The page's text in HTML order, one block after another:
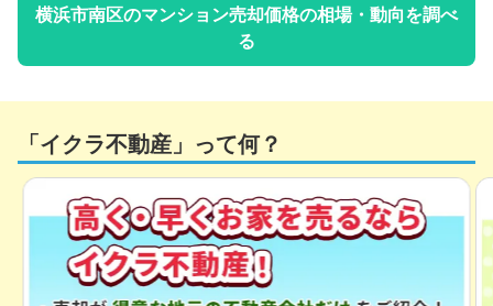
横浜市南区のマンション売却価格の相場・動向を調べ
る
「イクラ不動産」って何？